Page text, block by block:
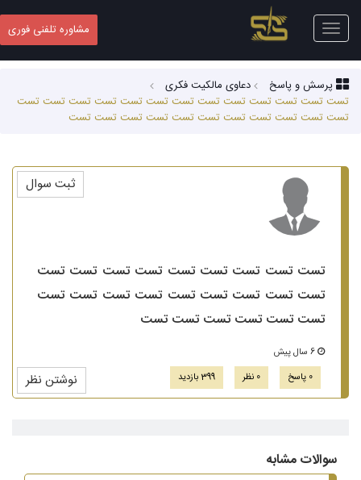
Toggle
navigation
مشاوره تلفنی فوری
پرسش و پاسخ
دعاوی مالکیت فکری
تست تست تست تست تست تست تست تست تست تست تست تست تست
تست تست تست تست تست تست تست تست تست تست تست
تست تست تست تست تست تست تست تست تست
تست تست تست تست تست تست تست تست تست
تست تست تست تست تست تست
0 پاسخ
0 نظر 399 بازدید نوشتن نظر
ثبت سوال
سوالات مشابه